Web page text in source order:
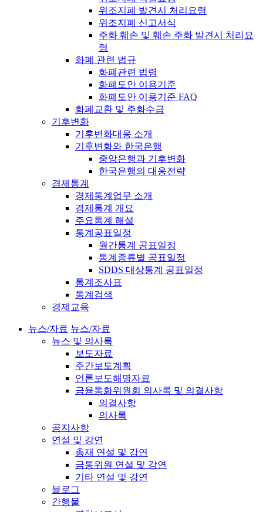
위조지폐 발견시 처리요령
위조지폐 신고서식
주화 훼손 및 훼손 주화 발견시 처리요
령
화폐 관련 법규
화폐관련 법령
화폐도안 이용기준
화폐도안 이용기준 FAQ
화폐교환 및 주화수급
기후변화
기후변화대응 소개
기후변화와 한국은행
중앙은행과 기후변화
한국은행의 대응전략
경제통계
경제통계업무 소개
경제통계 개요
주요통계 해설
통계공표일정
월간통계 공표일정
통계종류별 공표일정
SDDS 대상통계 공표일정
통계조사표
통계검색
경제교육
뉴스/자료 뉴스/자료
뉴스 및 의사록
보도자료
주간보도계획
언론보도해명자료
금융통화위원회 의사록 및 의결사항
의결사항
의사록
공지사항
연설 및 강연
총재 연설 및 강연
금통위원 연설 및 강연
기타 연설 및 강연
블로그
간행물